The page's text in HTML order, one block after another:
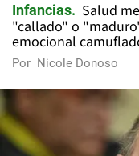
Infancias
Salud
"callado" o
emocional
Por Nicole Donoso